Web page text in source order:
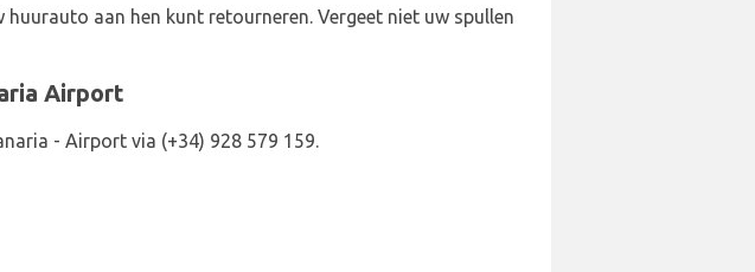
aan hen kunt retourneren. Vergeet niet uw spullen
Airport
- Airport via (+34) 928 579 159.